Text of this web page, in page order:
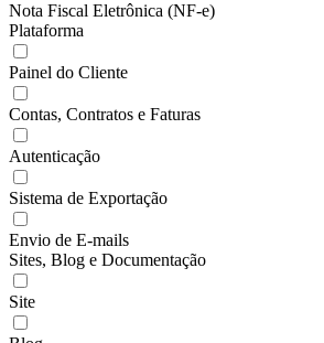
Nota Fiscal Eletrônica (NF-e)
Plataforma
Painel do Cliente
Contas, Contratos e Faturas
Autenticação
Sistema de Exportação
Envio de E-mails
Sites, Blog e Documentação
Site